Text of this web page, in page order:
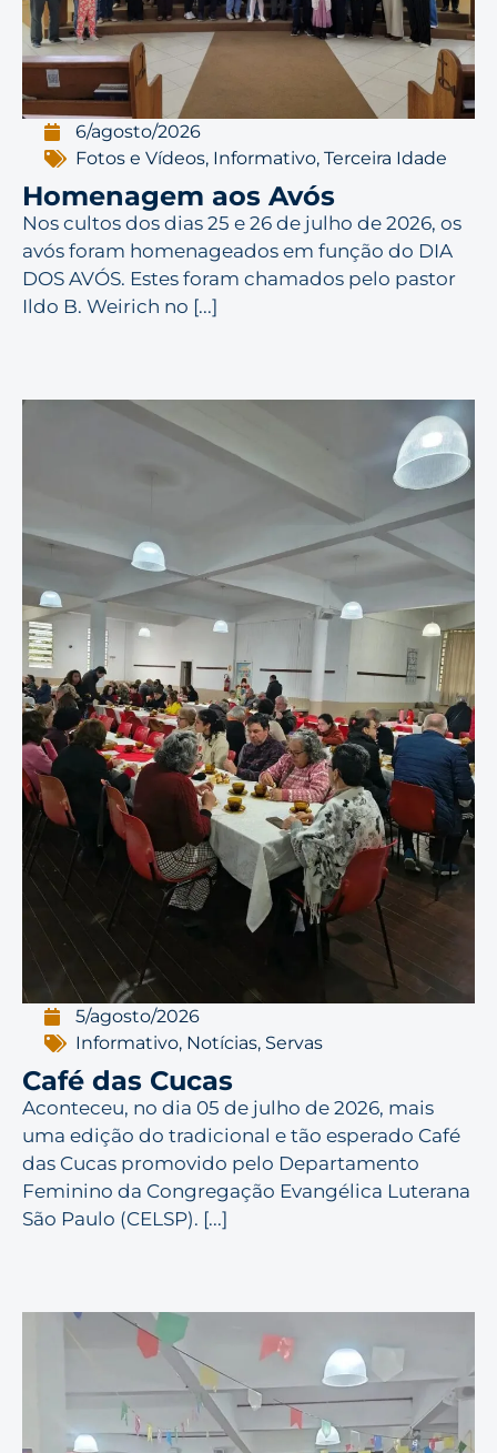
6/agosto/2026
Fotos e Vídeos, Informativo,Terceira Idade
Homenagem aos Avós
Nos cultos dos dias 25 e 26 de julho de 2026, os
avós foram homenageados em função do DIA
DOS AVÓS. Estes foram chamados pelo pastor
Ildo B. Weirich no [...]
5/agosto/2026
Informativo, Notícias, Servas
Café das Cucas
Aconteceu, no dia 05 de julho de 2026, mais
uma edição do tradicional e tão esperado Café
das Cucas promovido pelo Departamento
Feminino da Congregação Evangélica Luterana
São Paulo (CELSP). [...]